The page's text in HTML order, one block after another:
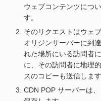
ウェブコンテンツにつ
す。
そのリクエストはウェ
オリジンサーバーに到
れた場所にいる訪問者
に、その訪問者に地理
スのコピーも送信します
CDN POP サーバーは